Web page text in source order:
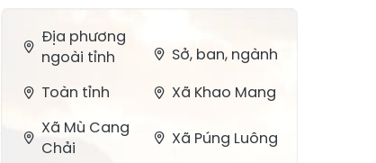
Địa phương
ngoài tỉnh
Sở, ban, ngành
Toàn tỉnh
Xã Khao Mang
Xã Mù Cang
Chải
Xã Púng Luông